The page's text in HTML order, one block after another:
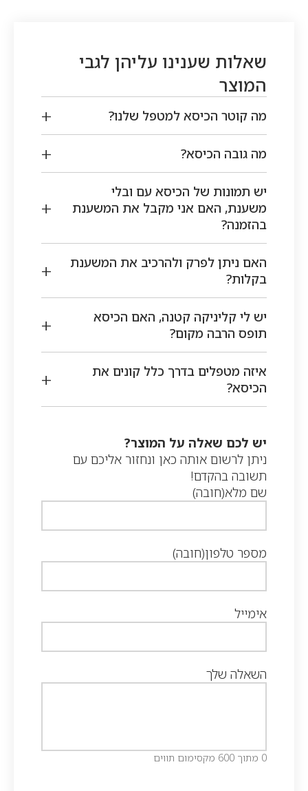
שאלות שענינו עליהן לגבי
המוצר
מה קוטר הכיסא למטפל שלנו?
מה גובה הכיסא?
יש תמונות של הכיסא עם ובלי
משענת, האם אני מקבל את המשענת
בהזמנה?
האם ניתן לפרק ולהרכיב את המשענת
בקלות?
יש לי קליניקה קטנה, האם הכיסא
תופס הרבה מקום?
איזה מטפלים בדרך כלל קונים את
הכיסא?
יש לכם שאלה על המוצר?
ניתן לרשום אותה כאן ונחזור אליכם עם
תשובה בהקדם!
שם מלא(חובה)
מספר טלפון(חובה)
אימייל
השאלה שלך
0 מתוך 600 מקסימום תווים